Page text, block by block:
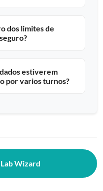
dos limites de
estiverem
por varios turnos?
Wizard